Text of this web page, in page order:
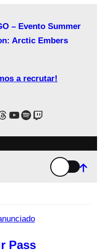
– Evento Summer
Arctic Embers
a recrutar!
no Threads!
YouTube
Spotify
Twitch
Pass